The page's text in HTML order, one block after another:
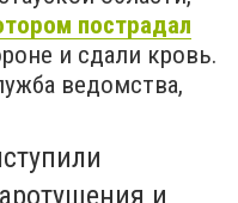
пострадал
и сдали кровь.
ведомства,
и